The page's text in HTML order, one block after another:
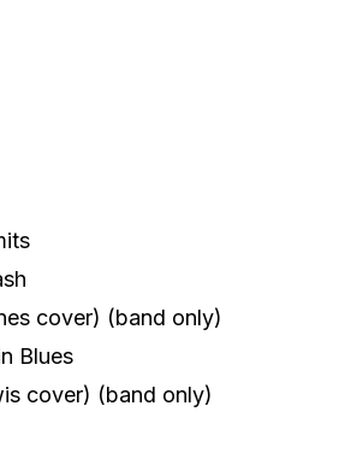
cover) (band only)
Blues
cover) (band only)